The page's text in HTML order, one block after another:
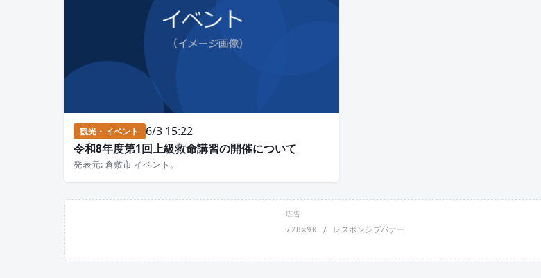
観光・イベント
6/3 15:22
令和8年度第1回上級救命講習の開催について
発表元: 倉敷市 イベント。
広告
728×90 / レスポンシブバナー